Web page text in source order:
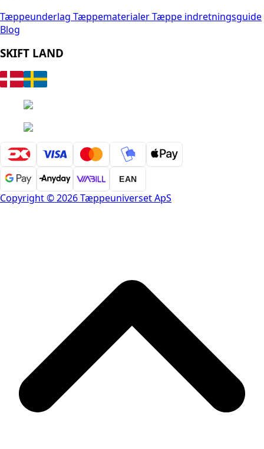
Tæppeunderlag TæppematerialerTæppe indretningsguide
Blog
SKIFT LAND
EAN
Copyright © 2026 Tæppeuniverset ApS